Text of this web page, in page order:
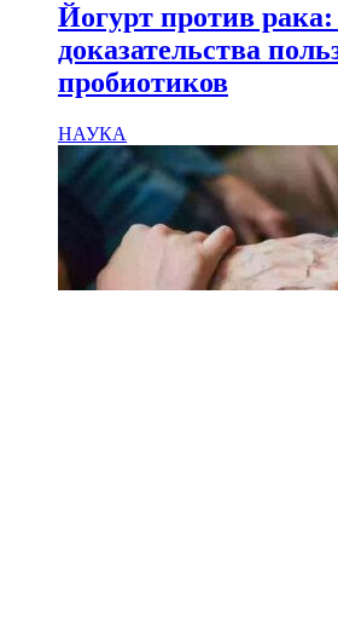
Йогурт против
доказательства
пробиотиков
НАУКА